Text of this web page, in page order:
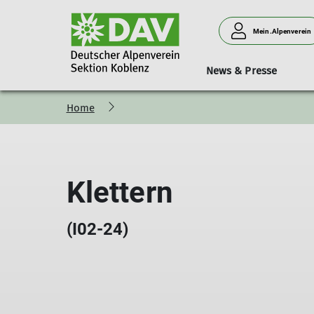
Mein.Alpenverein
News & Presse
Neues aus der Sektion
Geschäftsstelle Personen
Vorträge Kurse & Touren
Bergsteigen Donnerstagssport Familien
Hütten Verleih
Home
Klettern
(I02-24)